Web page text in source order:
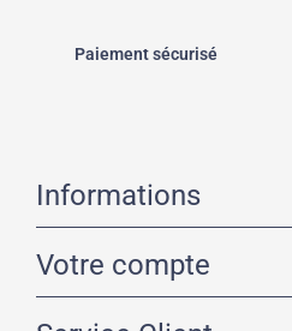
Paiement sécurisé
Informations
Votre compte